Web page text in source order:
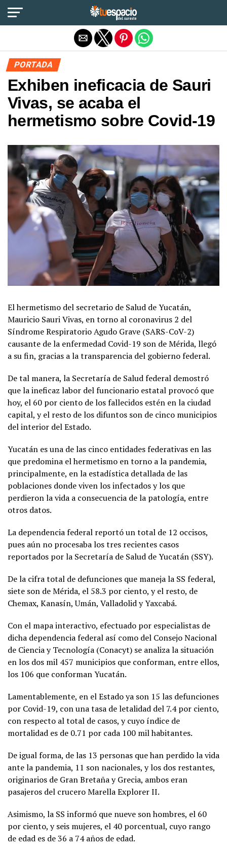
PORTADA
Exhiben ineficacia de Sauri
Vivas, se acaba el
hermetismo sobre Covid-19
El hermetismo del secretario de Salud de Yucatán,
Mauricio Sauri Vivas, en torno al coronavirus 2 del
Síndrome Respiratorio Agudo Grave (SARS-CoV-2)
causante de la enfermedad Covid-19 son de Mérida, llegó
a su fin, gracias a la transparencia del gobierno federal.
De tal manera, la Secretaría de Salud federal demostró
que la ineficaz labor del funcionario estatal provocó que
hoy, el 60 por ciento de los fallecidos estén en la ciudad
capital, y el resto de los difuntos son de cinco municipios
del interior del Estado.
Yucatán es una de las cinco entidades federativas en las
que predomina el hermetismo en torno a la pandemia,
principalmente, en la estadística detallada de las
poblaciones donde viven los infectados y los que
perdieron la vida a consecuencia de la patología, entre
otros datos.
La dependencia federal reportó un total de 12 occisos,
pues aún no procesaba los tres recientes casos
reportados por la Secretaría de Salud de Yucatán (SSY).
De la cifra total de defunciones que maneja la SS federal,
siete son de Mérida, el 58.3 por ciento, y el resto, de
Chemax, Kanasín, Umán, Valladolid y Yaxcabá.
Con el mapa interactivo, efectuado por especialistas de
dicha dependencia federal así como del Consejo Nacional
de Ciencia y Tecnología (Conacyt) se analiza la situación
en los dos mil 457 municipios que conforman, entre ellos,
los 106 que conforman Yucatán.
Lamentablemente, en el Estado ya son 15 las defunciones
por Covid-19, con una tasa de letalidad del 7.4 por ciento,
con respecto al total de casos, y cuyo índice de
mortalidad es de 0.71 por cada 100 mil habitantes.
De igual forma, de las 13 personas que han perdido la vida
ante la pandemia, 11 son nacionales, y los dos restantes,
originarios de Gran Bretaña y Grecia, ambos eran
pasajeros del crucero Marella Explorer II.
Asimismo, la SS informó que nueve son hombres, el 60
por ciento, y seis mujeres, el 40 porcentual, cuyo rango
de edad es de 36 a 74 años de edad.
Salir de la versión móvil